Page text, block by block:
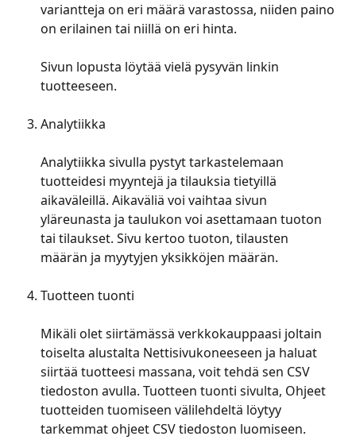
variantteja on eri määrä varastossa, niiden paino
on erilainen tai niillä on eri hinta.
Sivun lopusta löytää vielä pysyvän linkin
tuotteeseen.
Analytiikka
Analytiikka sivulla pystyt tarkastelemaan
tuotteidesi myyntejä ja tilauksia tietyillä
aikaväleillä. Aikaväliä voi vaihtaa sivun
yläreunasta ja taulukon voi asettamaan tuoton
tai tilaukset. Sivu kertoo tuoton, tilausten
määrän ja myytyjen yksikköjen määrän.
Tuotteen tuonti
Mikäli olet siirtämässä verkkokauppaasi joltain
toiselta alustalta Nettisivukoneeseen ja haluat
siirtää tuotteesi massana, voit tehdä sen CSV
tiedoston avulla. Tuotteen tuonti sivulta, Ohjeet
tuotteiden tuomiseen välilehdeltä löytyy
tarkemmat ohjeet CSV tiedoston luomiseen.